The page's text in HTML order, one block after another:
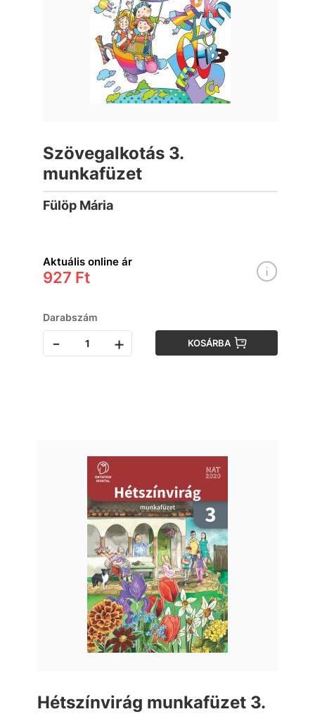
Szövegalkotás 3.
munkafüzet
Fülöp Mária
Aktuális online ár
927 Ft
Darabszám
- + KOSÁRBA
Hétszínvirág munkafüzet 3.